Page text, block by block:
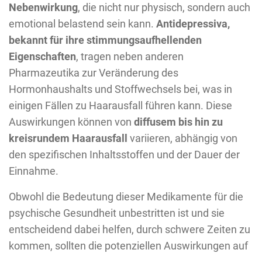
Nebenwirkung, die nicht nur physisch, sondern auch
emotional belastend sein kann. Antidepressiva,
bekannt für ihre stimmungsaufhellenden
Eigenschaften, tragen neben anderen
Pharmazeutika zur Veränderung des
Hormonhaushalts und Stoffwechsels bei, was in
einigen Fällen zu Haarausfall führen kann. Diese
Auswirkungen können von diffusem bis hin zu
kreisrundem Haarausfall variieren, abhängig von
den spezifischen Inhaltsstoffen und der Dauer der
Einnahme.
Obwohl die Bedeutung dieser Medikamente für die
psychische Gesundheit unbestritten ist und sie
entscheidend dabei helfen, durch schwere Zeiten zu
kommen, sollten die potenziellen Auswirkungen auf